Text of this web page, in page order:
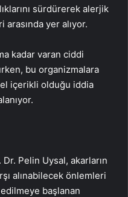
sürdürerek alerjik
arasında yer alıyor.
kadar varan ciddi
bu organizmalara
içerikli olduğu iddia
Dr. Pelin Uysal, akarların
alınabilecek önlemleri
başlanan